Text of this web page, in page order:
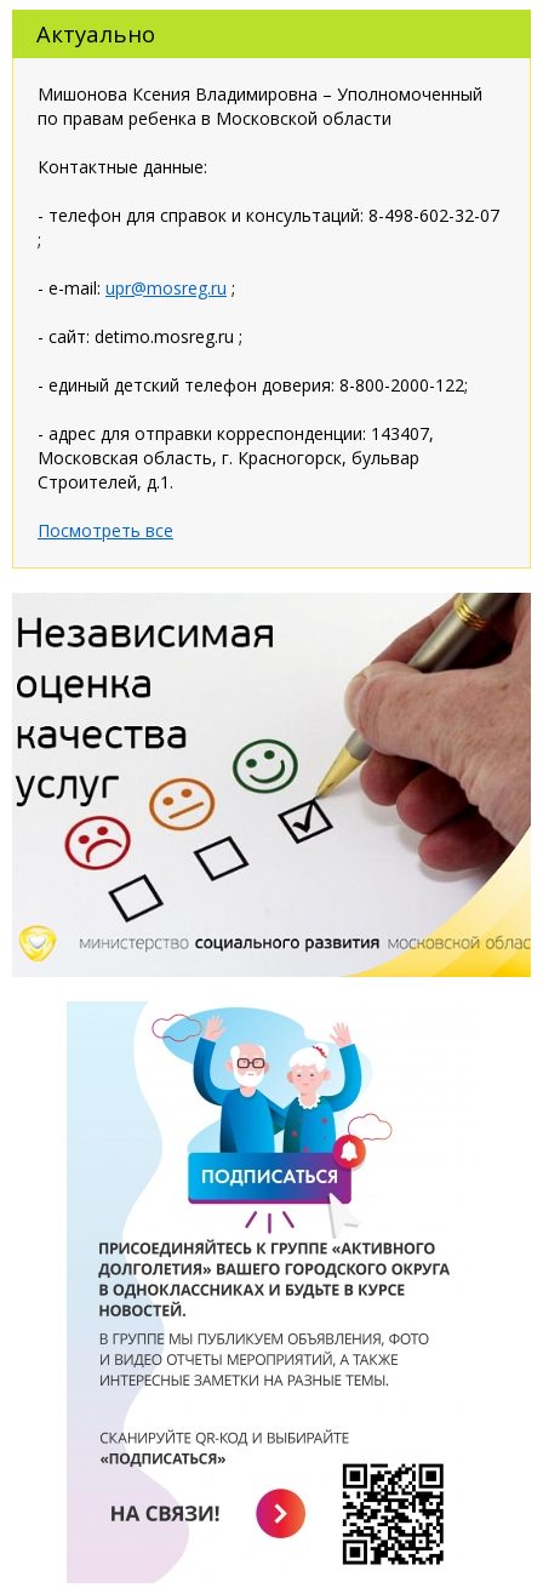
Актуально
Мишонова Ксения Владимировна – Уполномоченный
по правам ребенка в Московской области
Контактные данные:
- телефон для справок и консультаций: 8-498-602-32-07
;
- e-mail: upr@mosreg.ru ;
- сайт: detimo.mosreg.ru ;
- единый детский телефон доверия: 8-800-2000-122;
- адрес для отправки корреспонденции: 143407,
Московская область, г. Красногорск, бульвар
Строителей, д.1.
Посмотреть все